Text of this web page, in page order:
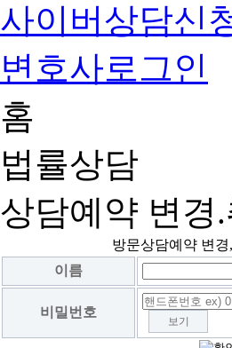
사이버상담신
변호사로그인
홈
법률상담
상담예약 변경
방문상담예약 변
이름
비밀번호
보기